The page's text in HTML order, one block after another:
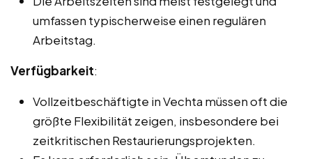
umfassen typischerweise einen regulären
Arbeitstag.
Verfügbarkeit:
Vollzeitbeschäftigte in Vechta müssen oft die
größte Flexibilität zeigen, insbesondere bei
zeitkritischen Restaurierungsprojekten.